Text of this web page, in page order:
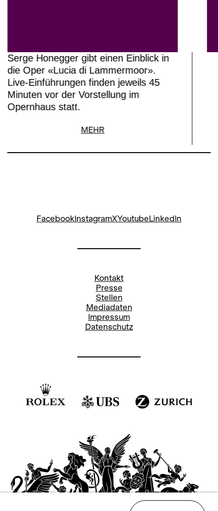
Serge Honegger gibt einen Einblick in
die Oper «Lucia di Lammermoor».
Live-Einführungen finden jeweils 45
Minuten vor der Vorstellung im
Opernhaus statt.
MEHR
FacebookInstagramXYoutubeLinkedIn
Kontakt
Presse
Stellen
Mediadaten
Impressum
Datenschutz